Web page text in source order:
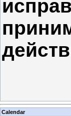
Calendar